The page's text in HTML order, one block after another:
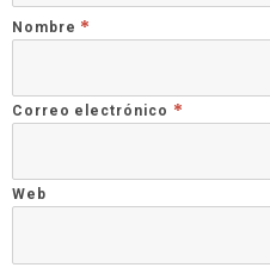
Nombre *
Correo electrónico *
Web